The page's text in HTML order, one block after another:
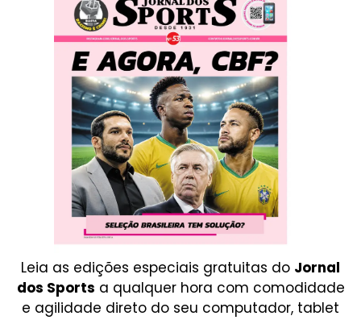
Leia as edições especiais gratuitas do Jornal
dos Sports a qualquer hora com comodidade
e agilidade direto do seu computador, tablet